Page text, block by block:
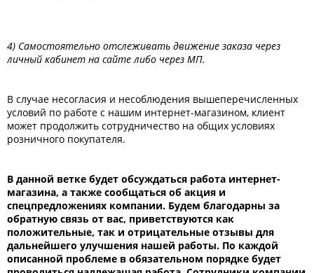
4) Самостоятельно отслеживать движение заказа через
личный кабинет на сайте либо через МП.
В случае несогласия и несоблюдения вышеперечисленных
условий по работе с нашим интернет-магазином, клиент
может продолжить сотрудничество на общих условиях
розничного покупателя.
В данной ветке будет обсуждаться работа интернет-
магазина, а также сообщаться об акция и
спецпредложениях компании. Будем благодарны за
обратную связь от вас, приветствуются как
положительные, так и отрицательные отзывы для
дальнейшего улучшения нашей работы. По каждой
описанной проблеме в обязательном порядке будет